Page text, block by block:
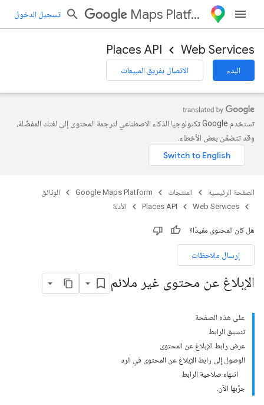
Maps Platform تسجيل الدخول
Web Services
Places API
البدء الاتصال بفريق المبيعات
تستخدم Google تكنولوجيا الذكاء الاصطناعي لترجمة المحتوى إلى لغتك المفضّلة،
وقد تتضمّن بعض الأخطاء.
الصفحة الرئيسية المنتجات Google Maps Platform
الوثائق
Web Services
Places API الأدلة
هل كان المحتوى مفيدًا؟
إرسال ملاحظات
الإبلاغ عن محتوى غير ملائم
على هذه الصفحة
تنسيق الرابط
عرض رابط الإبلاغ عن المحتوى
الوصول إلى رابط الإبلاغ عن المحتوى في الرد
انتهاء صلاحية الرابط
جرِّبها الآن.